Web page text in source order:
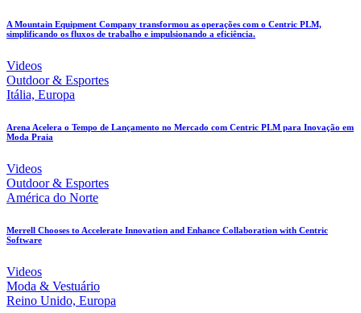
A Mountain Equipment Company transformou as operações com o Centric PLM,
simplificando os fluxos de trabalho e impulsionando a eficiência.
Videos
Outdoor & Esportes
Itália, Europa
Arena Acelera o Tempo de Lançamento no Mercado com Centric PLM para Inovação em
Moda Praia
Videos
Outdoor & Esportes
América do Norte
Merrell Chooses to Accelerate Innovation and Enhance Collaboration with Centric
Software
Videos
Moda & Vestuário
Reino Unido, Europa